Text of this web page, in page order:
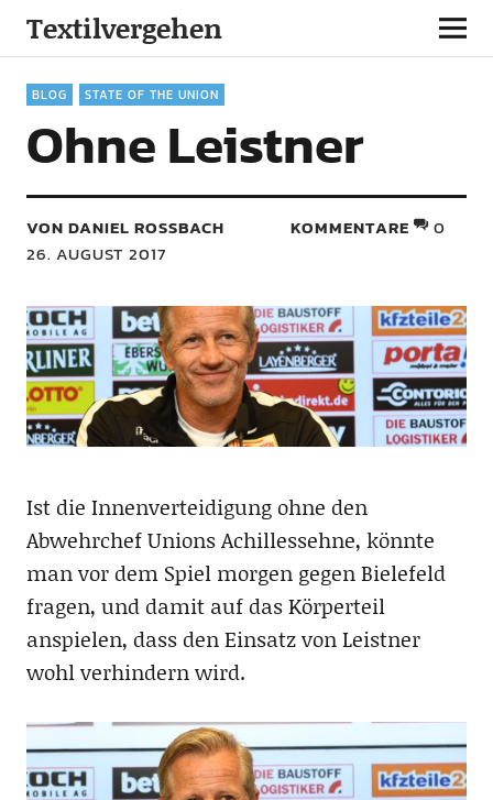
Textilvergehen
BLOG STATE OF THE UNION
Ohne Leistner
VON DANIEL ROSSBACH
26. AUGUST 2017
KOMMENTARE 0
Ist die Innenverteidigung ohne den
Abwehrchef Unions Achillessehne, könnte
man vor dem Spiel morgen gegen Bielefeld
fragen, und damit auf das Körperteil
anspielen, dass den Einsatz von Leistner
wohl verhindern wird.